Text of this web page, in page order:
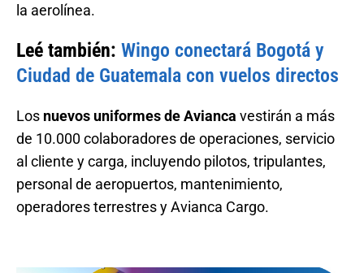
la aerolínea.
Leé también: Wingo conectará Bogotá y
Ciudad de Guatemala con vuelos directos
Los nuevos uniformes de Avianca vestirán a más
de 10.000 colaboradores de operaciones, servicio
al cliente y carga, incluyendo pilotos, tripulantes,
personal de aeropuertos, mantenimiento,
operadores terrestres y Avianca Cargo.